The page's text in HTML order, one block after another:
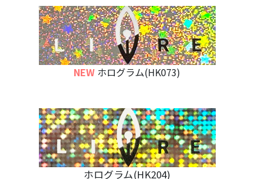
NEW ホログラム(HK073)
ホログラム(HK204)